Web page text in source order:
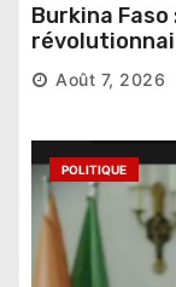
Burkina
Thomas
Août 7, 2026
POLITIQUE